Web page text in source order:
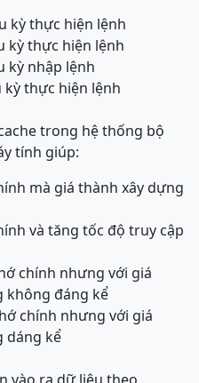
kỳ thực hiện lệnh
kỳ thực hiện lệnh
kỳ nhập lệnh
kỳ thực hiện lệnh
trong hệ thống bộ
tính giúp:
mà giá thành xây dựng
và tăng tốc độ truy cập
chính nhưng với giá
không đáng kể
chính nhưng với giá
dáng kể